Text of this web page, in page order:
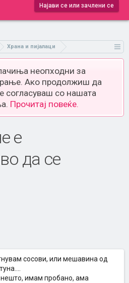
Најави се или зачлени се
Храна и пијалаци
неопходни за
Ако продолжиш да
согласуваш со нашата
Прочитај повеќе.
е
да се
сосови, или мешавина од
нешто, имам пробано, ама